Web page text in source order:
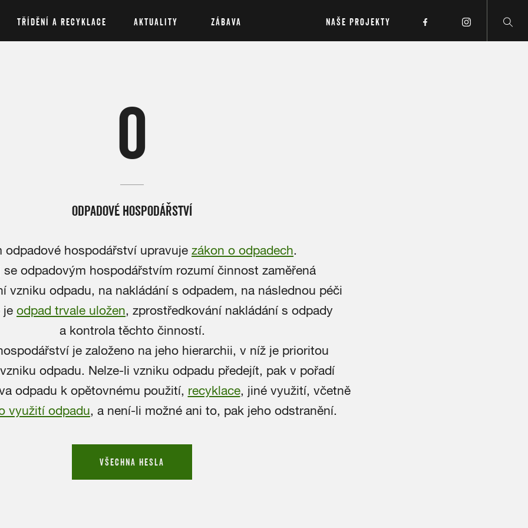
TŘÍDĚNÍ A RECYKLACE AKTUALITY ZÁBAVA NAŠE PROJEKTY
O
ODPADOVÉ HOSPODÁŘSTVÍ
odpadové hospodářství upravuje zákon o odpadech.
se odpadovým hospodářstvím rozumí činnost zaměřená
vzniku odpadu, na nakládání s odpadem, na následnou péči
je odpad trvale uložen, zprostředkování nakládání s odpady
a kontrola těchto činností.
je založeno na jeho hierarchii, v níž je prioritou
odpadu. Nelze-li vzniku odpadu předejít, pak v pořadí
odpadu k opětovnému použití, recyklace, jiné využití, včetně
využití odpadu, a není-li možné ani to, pak jeho odstranění.
VŠECHNA HESLA